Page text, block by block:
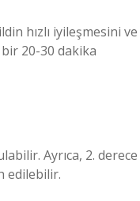
hızlı iyileşmesini ve
20-30 dakika
Ayrıca, 2. derece
edilebilir.